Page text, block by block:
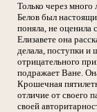
Только через
Белов был
поняла, не оценила
Елизавете она
делала, поступки и
отрицательного
подражает Ване.
Крошечная
отличие от своего
своей